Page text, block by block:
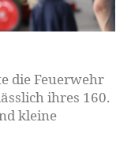
die Feuerwehr
ihres 160.
kleine